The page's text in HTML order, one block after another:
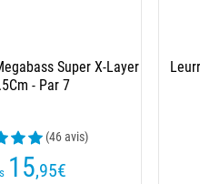
Super X-Layer
- Par 7
(46 avis)
15,95€